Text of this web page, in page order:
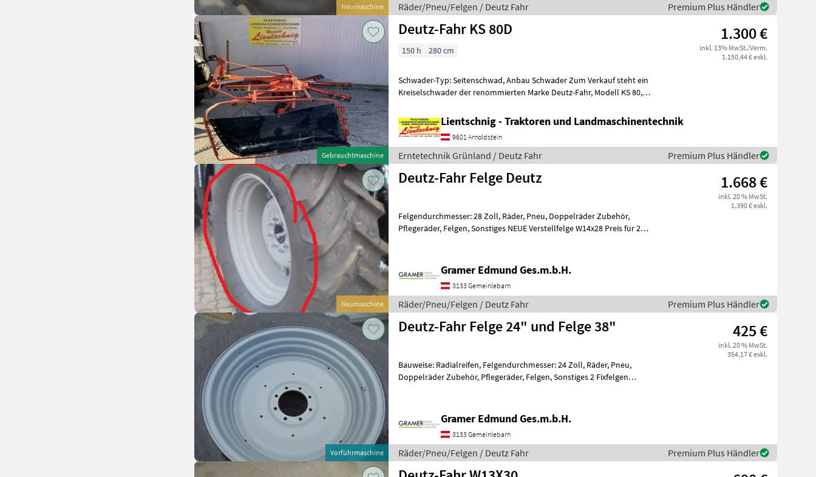
Neumaschine Räder/Pneu/Felgen / Deutz Fahr Premium Plus Händler
Gebrauchtmaschine
Deutz-Fahr KS 80D 1.300 €
inkl. 13% MwSt./Verm.
1.150,44 € exkl.
150 h 280 cm
Schwader-Typ: Seitenschwad, Anbau Schwader Zum Verkauf steht ein
Kreiselschwader der renommierten Marke Deutz-Fahr, Modell KS 80,
Lientschnig - Traktoren und Landmaschinentechnik
9601 Arnoldstein
Erntetechnik Grünland / Deutz Fahr Premium Plus Händler
Neumaschine
Deutz-Fahr Felge Deutz 1.668 €
inkl. 20 % MwSt.
1.390 € exkl.
Felgendurchmesser: 28 Zoll, Räder, Pneu, Doppelräder Zubehör,
Pflegeräder, Felgen, Sonstiges NEUE Verstellfelge W14x28 Preis für 2
Gramer Edmund Ges.m.b.H.
3133 Gemeinlebarn
Räder/Pneu/Felgen / Deutz Fahr Premium Plus Händler
Vorführmaschine
Deutz-Fahr Felge 24" und Felge 38" 425 €
inkl. 20 % MwSt.
354,17 € exkl.
Bauweise: Radialreifen, Felgendurchmesser: 24 Zoll, Räder, Pneu,
Doppelräder Zubehör, Pflegeräder, Felgen, Sonstiges 2 Fixfelgen
Gramer Edmund Ges.m.b.H.
3133 Gemeinlebarn
Räder/Pneu/Felgen / Deutz Fahr Premium Plus Händler